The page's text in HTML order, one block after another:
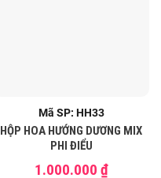
Mã SP: HH33
HỘP HOA HƯỚNG DƯƠNG MIX
PHI ĐIỂU
1.000.000 ₫